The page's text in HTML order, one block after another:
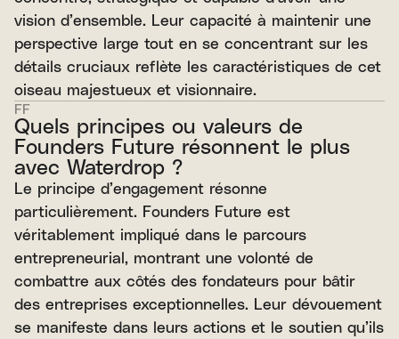
vision d’ensemble. Leur capacité à maintenir une
perspective large tout en se concentrant sur les
détails cruciaux reflète les caractéristiques de cet
oiseau majestueux et visionnaire.
FF
Quels principes ou valeurs de
Founders Future résonnent le plus
avec Waterdrop ?
Le principe d’engagement résonne
particulièrement. Founders Future est
véritablement impliqué dans le parcours
entrepreneurial, montrant une volonté de
combattre aux côtés des fondateurs pour bâtir
des entreprises exceptionnelles. Leur dévouement
se manifeste dans leurs actions et le soutien qu’ils